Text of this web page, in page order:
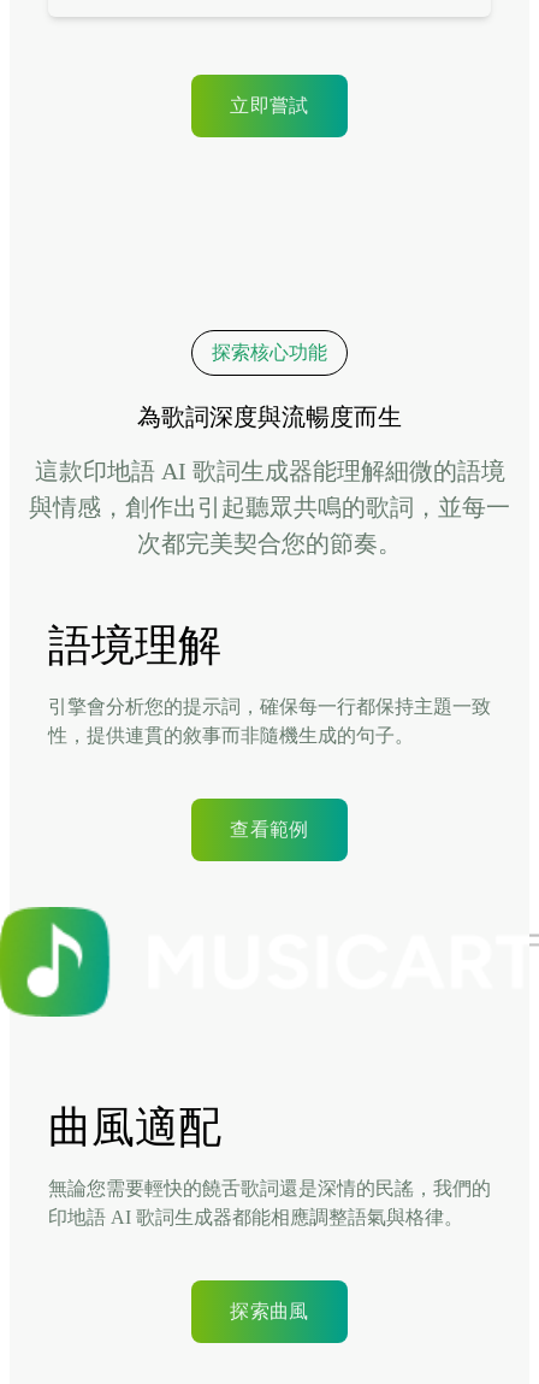
立即嘗試
探索核心功能
為歌詞深度與流暢度而生
這款印地語 AI 歌詞生成器能理解細微的語境
與情感，創作出引起聽眾共鳴的歌詞，並每一
次都完美契合您的節奏。
語境理解
引擎會分析您的提示詞，確保每一行都保持主題一致
性，提供連貫的敘事而非隨機生成的句子。
查看範例
曲風適配
無論您需要輕快的饒舌歌詞還是深情的民謠，我們的
印地語 AI 歌詞生成器都能相應調整語氣與格律。
探索曲風